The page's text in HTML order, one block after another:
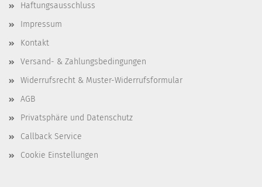
Haftungsausschluss
Impressum
Kontakt
Versand- & Zahlungsbedingungen
Widerrufsrecht & Muster-Widerrufsformular
AGB
Privatsphäre und Datenschutz
Callback Service
Cookie Einstellungen